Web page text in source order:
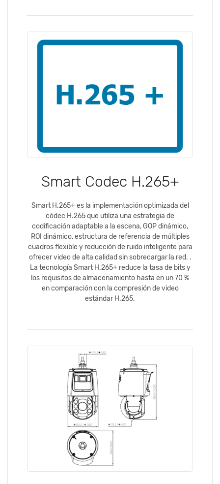
Smart Codec H.265+
Smart H.265+ es la implementación optimizada del
códec H.265 que utiliza una estrategia de
codificación adaptable a la escena, GOP dinámico,
ROI dinámico, estructura de referencia de múltiples
cuadros flexible y reducción de ruido inteligente para
ofrecer video de alta calidad sin sobrecargar la red. .
La tecnología Smart H.265+ reduce la tasa de bits y
los requisitos de almacenamiento hasta en un 70 %
en comparación con la compresión de video
estándar H.265.